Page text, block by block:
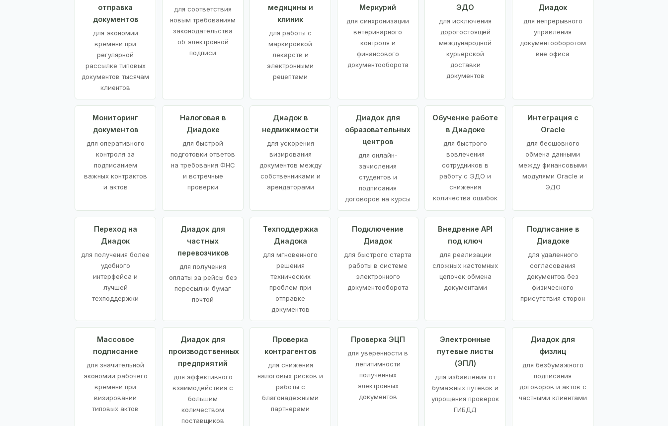
отправка
документов
для экономии
времени при
регулярной
рассылке типовых
документов тысячам
клиентов
для соответствия
новым требованиям
законодательства
об электронной
подписи
медицины и
клиник
для работы с
маркировкой
лекарств и
электронными
рецептами
Меркурий
для синхронизации
ветеринарного
контроля и
финансового
документооборота
ЭДО
для исключения
дорогостоящей
международной
курьерской
доставки
документов
Диадок
для непрерывного
управления
документооборотом
вне офиса
Мониторинг
документов
для оперативного
контроля за
подписанием
важных контрактов
и актов
Налоговая в
Диадоке
для быстрой
подготовки ответов
на требования ФНС
и встречные
проверки
Диадок в
недвижимости
для ускорения
визирования
документов между
собственниками и
арендаторами
Диадок для
образовательных
центров
для онлайн-
зачисления
студентов и
подписания
договоров на курсы
Обучение работе
в Диадоке
для быстрого
вовлечения
сотрудников в
работу с ЭДО и
снижения
количества ошибок
Интеграция с
Oracle
для бесшовного
обмена данными
между финансовыми
модулями Oracle и
ЭДО
Переход на
Диадок
для получения более
удобного
интерфейса и
лучшей
техподдержки
Диадок для
частных
перевозчиков
для получения
оплаты за рейсы без
пересылки бумаг
почтой
Техподдержка
Диадока
для мгновенного
решения
технических
проблем при
отправке
документов
Подключение
Диадок
для быстрого старта
работы в системе
электронного
документооборота
Внедрение API
под ключ
для реализации
сложных кастомных
цепочек обмена
документами
Подписание в
Диадоке
для удаленного
согласования
документов без
физического
присутствия сторон
Массовое
подписание
для значительной
экономии рабочего
времени при
визировании
типовых актов
Диадок для
производственных
предприятий
для эффективного
взаимодействия с
большим
количеством
поставщиков
Проверка
контрагентов
для снижения
налоговых рисков и
работы с
благонадежными
партнерами
Проверка ЭЦП
для уверенности в
легитимности
полученных
электронных
документов
Электронные
путевые листы
(ЭПЛ)
для избавления от
бумажных путевок и
упрощения проверок
ГИБДД
Диадок для
физлиц
для безбумажного
подписания
договоров и актов с
частными клиентами